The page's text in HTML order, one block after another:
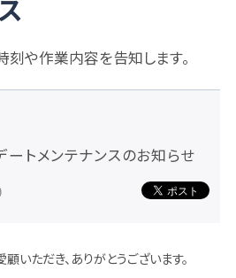
刻や作業内容を告知します。
トメンテナンスのお知らせ
いただき、ありがとうございます。